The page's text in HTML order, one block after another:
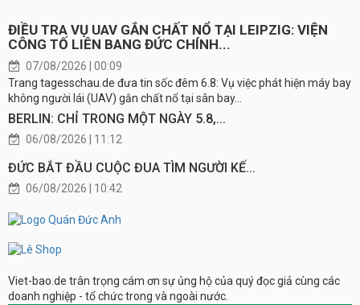
ĐIỀU TRA VỤ UAV GẮN CHẤT NỔ TẠI LEIPZIG: VIỆN
CÔNG TỐ LIÊN BANG ĐỨC CHÍNH...
07/08/2026 | 00:09
Trang tagesschau.de đưa tin sốc đêm 6.8: Vụ việc phát hiện máy bay
không người lái (UAV) gắn chất nổ tại sân bay...
BERLIN: CHỈ TRONG MỘT NGÀY 5.8,...
06/08/2026 | 11:12
ĐỨC BẮT ĐẦU CUỘC ĐUA TÌM NGƯỜI KẾ...
06/08/2026 | 10:42
Viet-bao.de trân trọng cám ơn sự ủng hộ của quý đọc giả cùng các
doanh nghiệp - tổ chức trong và ngoài nước.